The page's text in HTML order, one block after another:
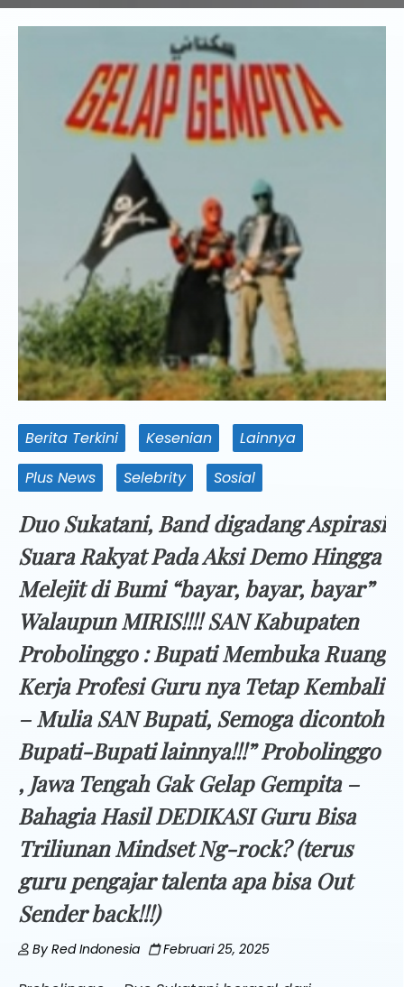
Berita Terkini Kesenian
Lainnya
Plus News
Selebrity Sosial
Duo Sukatani, Band digadang Aspirasi
Suara Rakyat Pada Aksi Demo Hingga
Melejit di Bumi “bayar, bayar, bayar”
Walaupun MIRIS!!!! SAN Kabupaten
Probolinggo : Bupati Membuka Ruang
Kerja Profesi Guru nya Tetap Kembali
– Mulia SAN Bupati, Semoga dicontoh
Bupati-Bupati lainnya!!!” Probolinggo
, Jawa Tengah Gak Gelap Gempita –
Bahagia Hasil DEDIKASI Guru Bisa
Triliunan Mindset Ng-rock? (terus
guru pengajar talenta apa bisa Out
Sender back!!!)
ByRed Indonesia Februari 25, 2025